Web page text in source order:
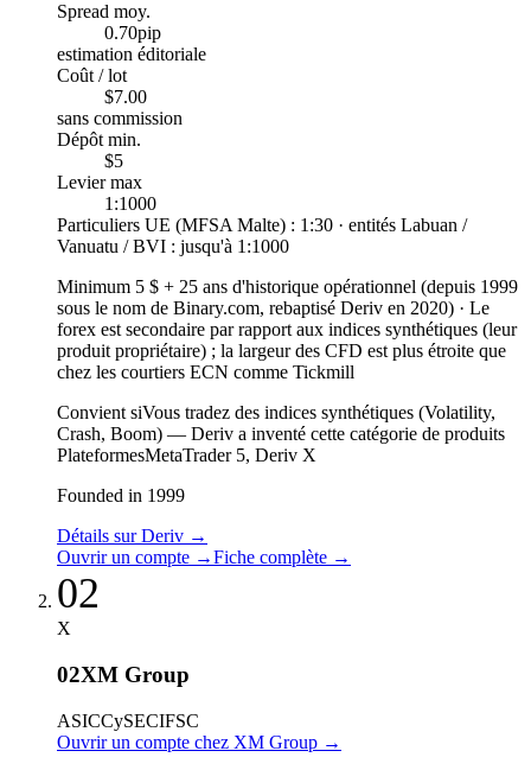
Spread moy.
0.70pip
estimation éditoriale
Coût / lot
$7.00
sans commission
Dépôt min.
$5
Levier max
1:1000
Particuliers UE (MFSA Malte) : 1:30 · entités Labuan /
Vanuatu / BVI : jusqu'à 1:1000
Minimum 5 $ + 25 ans d'historique opérationnel (depuis 1999
sous le nom de Binary.com, rebaptisé Deriv en 2020) · Le
forex est secondaire par rapport aux indices synthétiques (leur
produit propriétaire) ; la largeur des CFD est plus étroite que
chez les courtiers ECN comme Tickmill
Convient siVous tradez des indices synthétiques (Volatility,
Crash, Boom) — Deriv a inventé cette catégorie de produits
PlateformesMetaTrader 5, Deriv X
Founded in 1999
Détails sur Deriv →
Ouvrir un compte →Fiche complète →
02
X
02XM Group
ASICCySECIFSC
Ouvrir un compte chez XM Group →